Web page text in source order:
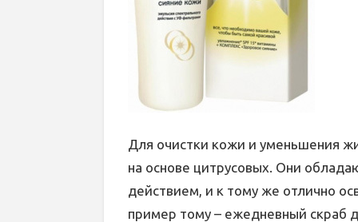
Для очистки кожи и уменьшения
на основе цитрусовых. Они
действием, и к тому же отлично
пример тому – ежедневный скраб